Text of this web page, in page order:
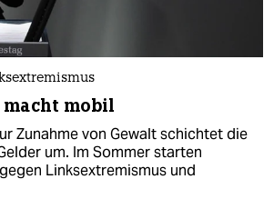
macht mobil
Zunahme von Gewalt schichtet die
um. Im Sommer starten
Linksextremismus und